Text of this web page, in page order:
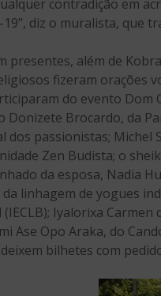
contradição em
19”, diz o muralista, que
presentes, além de
fizeram orações
do evento Dom
Donizete Brocardo, da
dos passionistas; Michel
Zen Budista; o
da esposa, Nadia
linhagem de yogues
(IECLB); Iyalorixa
Ase Opo Araka, do
bilhetes com